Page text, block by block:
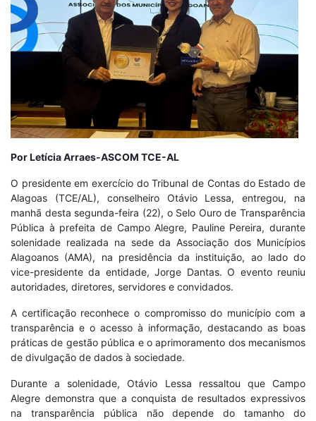
Por Letícia Arraes-ASCOM TCE-AL
O presidente em exercício do Tribunal de Contas do Estado de
Alagoas (TCE/AL), conselheiro Otávio Lessa, entregou, na
manhã desta segunda-feira (22), o Selo Ouro de Transparência
Pública à prefeita de Campo Alegre, Pauline Pereira, durante
solenidade realizada na sede da Associação dos Municípios
Alagoanos (AMA), na presidência da instituição, ao lado do
vice-presidente da entidade, Jorge Dantas. O evento reuniu
autoridades, diretores, servidores e convidados.
A certificação reconhece o compromisso do município com a
transparência e o acesso à informação, destacando as boas
práticas de gestão pública e o aprimoramento dos mecanismos
de divulgação de dados à sociedade.
Durante a solenidade, Otávio Lessa ressaltou que Campo
Alegre demonstra que a conquista de resultados expressivos
na transparência pública não depende do tamanho do